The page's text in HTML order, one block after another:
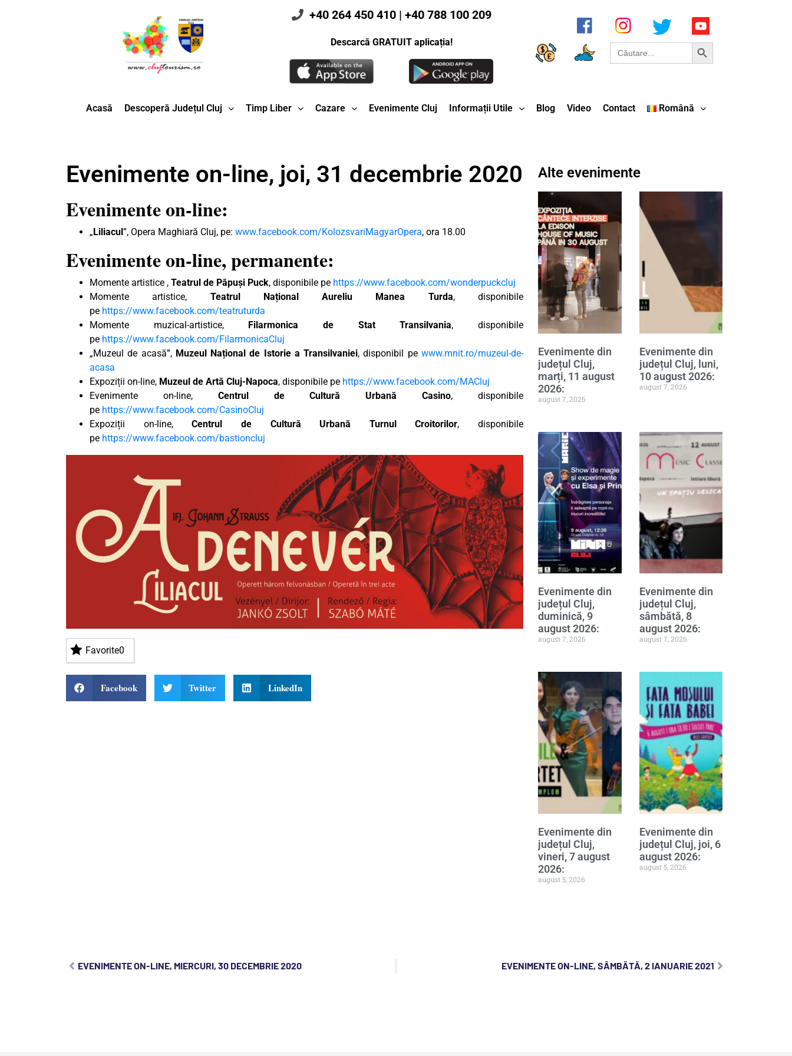
+40 264 450 410 | +40 788 100 209
Descarcă GRATUIT aplicația! Search
for:
Search Button
Acasă Descoperă Județul Cluj Timp Liber Cazare Evenimente Cluj Informații Utile Blog Video Contact Română
Evenimente on-line, joi, 31 decembrie 2020
Evenimente on-line:
„ Liliacul ”, Opera Maghiară Cluj, pe: www.facebook.com/KolozsvariMagyarOpera, ora 18.00
Evenimente on-line, permanente:
Momente artistice , Teatrul de Păpuși Puck, disponibile pe https://www.facebook.com/wonderpuckcluj
Momente artistice, Teatrul Național Aureliu Manea Turda, disponibile
pe https://www.facebook.com/teatruturda
Momente muzical-artistice,
Filarmonica de Stat Transilvania, disponibile
pe https://www.facebook.com/FilarmonicaCluj
„Muzeul de acasă”, Muzeul Național de Istorie a Transilvaniei, disponibil pewww.mnit.ro/muzeul-de-
acasa
Expoziții on-line, Muzeul de Artă Cluj-Napoca, disponibile pe https://www.facebook.com/MACluj
Evenimente on-line, Centrul de Cultură Urbană Casino, disponibile
pe https://www.facebook.com/CasinoCluj
Expoziții on-line,Centrul de Cultură Urbană Turnul Croitorilor, disponibile
pe https://www.facebook.com/bastioncluj
Favorite0
Facebook Twitter LinkedIn
Alte evenimente
Evenimente din
județul Cluj,
marți, 11 august
2026:
august 7, 2026
Evenimente din
județul Cluj, luni,
10 august 2026:
august 7, 2026
Evenimente din
județul Cluj,
duminică, 9
august 2026:
august 7, 2026
Evenimente din
județul Cluj,
sâmbătă, 8
august 2026:
august 7, 2026
Evenimente din
județul Cluj,
vineri, 7 august
2026:
august 5, 2026
Evenimente din
județul Cluj, joi, 6
august 2026:
august 5, 2026
EVENIMENTE ON-LINE, MIERCURI, 30 DECEMBRIE 2020 EVENIMENTE ON-LINE, SÂMBĂTĂ, 2 IANUARIE 2021